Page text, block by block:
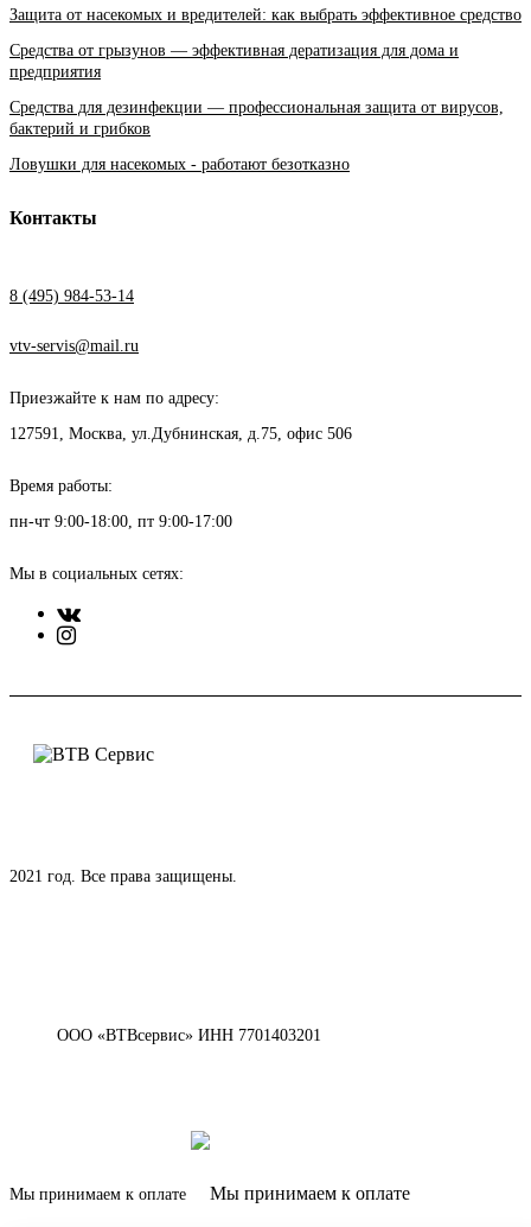
Защита от насекомых и вредителей: как выбрать эффективное средство
Средства от грызунов — эффективная дератизация для дома и
предприятия
Средства для дезинфекции — профессиональная защита от вирусов,
бактерий и грибков
Ловушки для насекомых - работают безотказно
Контакты
8 (495) 984-53-14
vtv-servis@mail.ru
Приезжайте к нам по адресу:
127591, Москва, ул.Дубнинская, д.75, офис 506
Время работы:
пн-чт 9:00-18:00, пт 9:00-17:00
Мы в социальных сетях:
2021 год. Все права защищены.
ООО «ВТВсервис» ИНН 7701403201
Мы принимаем к оплате